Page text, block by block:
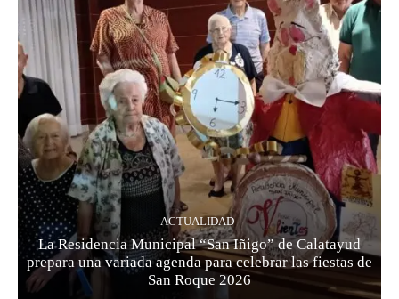
ACTUALIDAD
La Residencia Municipal “San Iñigo” de Calatayud
prepara una variada agenda para celebrar las fiestas de
San Roque 2026